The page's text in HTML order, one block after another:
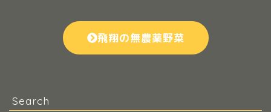
飛翔の無農薬野菜
Search